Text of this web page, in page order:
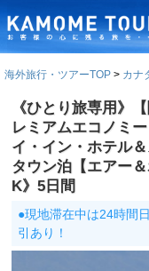
海外旅行・ツアーTOP カナ
《ひとり旅専用》
レミアムエコノミ
イ・イン・ホテル
タウン泊【エアー
K》5日間
●現地滞在中は24時間
引あり！